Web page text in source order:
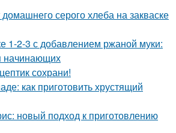
серого хлеба на закваске
1-2-3 с добавлением ржаной муки:
начинающих
сохрани!
как приготовить хрустящий
новый подход к приготовлению